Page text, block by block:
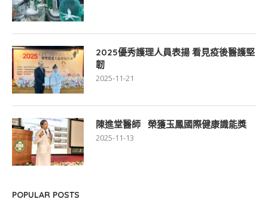
2025優秀護理人員表揚 看見疫後醫護堅
韌
2025-11-21
陳進堂醫師 榮獲玉鳳國際健康識能獎
2025-11-13
POPULAR POSTS